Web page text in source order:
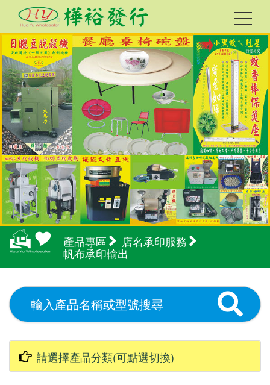
產品專區 店名承印服務
帆布承印輸出